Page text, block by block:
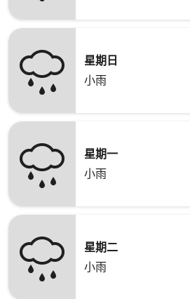
星期日
小雨
星期一
小雨
星期二
小雨